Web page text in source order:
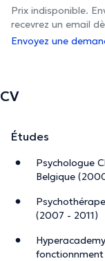
Prix indisponible.
recevrez un email
Envoyez une
CV
Études
Psychologue
Belgique
(2007 - 2011)